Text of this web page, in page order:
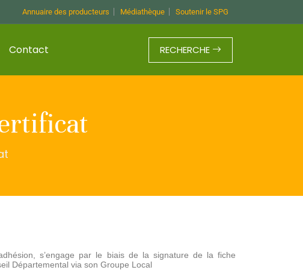
Annuaire des producteurs Médiathèque Soutenir le SPG
Contact RECHERCHE
s’engage par le biais de la signature de la fiche
Départemental via son Groupe Local